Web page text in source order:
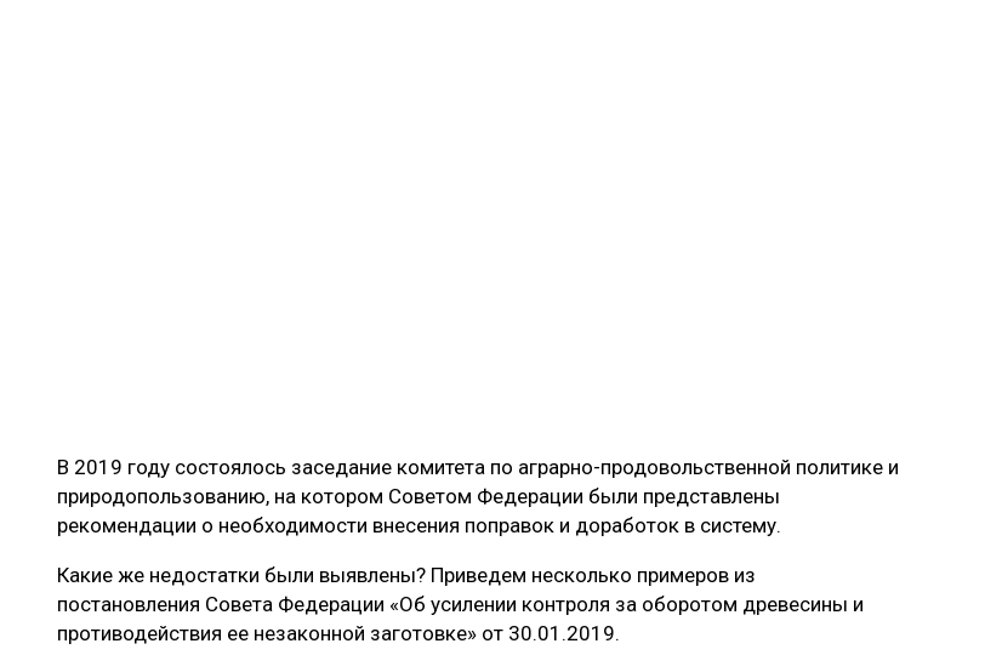
В 2019 году состоялось заседание комитета по аграрно-продовольственной политике и
природопользованию, на котором Советом Федерации были представлены
рекомендации о необходимости внесения поправок и доработок в систему.
Какие же недостатки были выявлены? Приведем несколько примеров из
постановления Совета Федерации «Об усилении контроля за оборотом древесины и
противодействия ее незаконной заготовке» от 30.01.2019.